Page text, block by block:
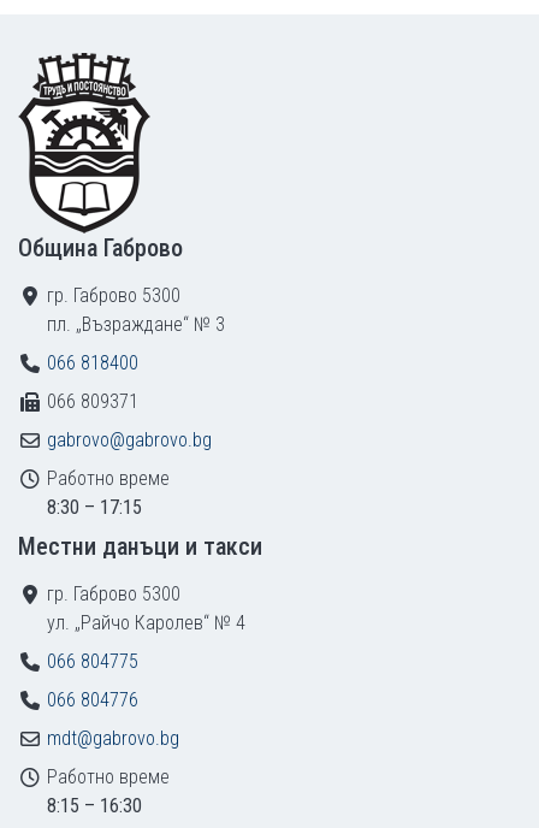
Footer
Община Габрово
гр. Габрово 5300
пл. „Възраждане“ № 3
066 818400
066 809371
gabrovo@gabrovo.bg
Работно време
8:30 – 17:15
Местни данъци и такси
гр. Габрово 5300
ул. „Райчо Каролев“ № 4
066 804775
066 804776
mdt@gabrovo.bg
Работно време
8:15 – 16:30